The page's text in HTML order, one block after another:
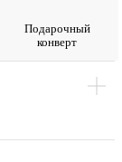
Подарочный
конверт